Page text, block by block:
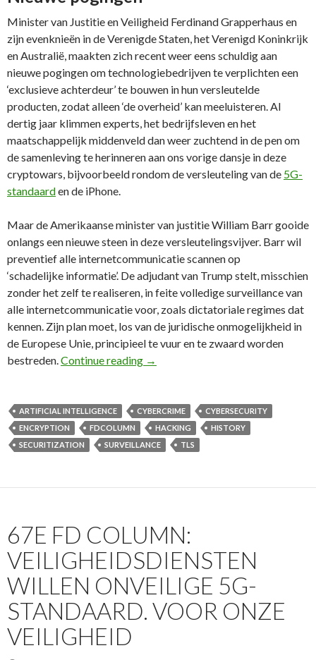
Minister van Justitie en Veiligheid Ferdinand Grapperhaus en
zijn evenknieën in de Verenigde Staten, het Verenigd Koninkrijk
en Australië, maakten zich recent weer eens schuldig aan
nieuwe pogingen om technologiebedrijven te verplichten een
‘exclusieve achterdeur’ te bouwen in hun versleutelde
producten, zodat alleen ‘de overheid’ kan meeluisteren. Al
dertig jaar klimmen experts, het bedrijfsleven en het
maatschappelijk middenveld dan weer zuchtend in de pen om
de samenleving te herinneren aan ons vorige dansje in deze
cryptowars, bijvoorbeeld rondom de versleuteling van de 5G-
standaarden de iPhone.
Maar de Amerikaanse minister van justitie William Barr gooide
onlangs een nieuwe steen in deze versleutelingsvijver. Barr wil
preventief alle internetcommunicatie scannen op
‘schadelijke informatie’. De adjudant van Trump stelt, misschien
zonder het zelf te realiseren, in feite volledige surveillance van
alle internetcommunicatie voor, zoals dictatoriale regimes dat
kennen. Zijn plan moet, los van de juridische onmogelijkheid in
de Europese Unie, principieel te vuur en te zwaard worden
bestreden.Continue reading 74e FD Column: Plannen om
→
ARTIFICIAL INTELLIGENCE CYBERCRIME
CYBERSECURITY
ENCRYPTION
FDCOLUMN HACKING
HISTORY
SECURITIZATION
SURVEILLANCE TLS
67E FD COLUMN:
VEILIGHEIDSDIENSTEN
WILLEN ONVEILIGE 5G-
STANDAARD. VOOR ONZE
VEILIGHEID